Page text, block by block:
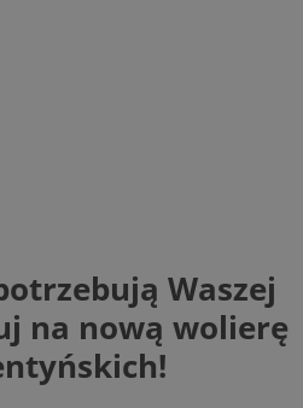
Waszej
na nową wolierę